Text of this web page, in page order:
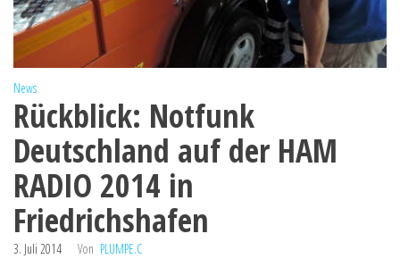
News
Rückblick: Notfunk
Deutschland auf der HAM
RADIO 2014 in
Friedrichshafen
3. Juli 2014 Von PLUMPE.C